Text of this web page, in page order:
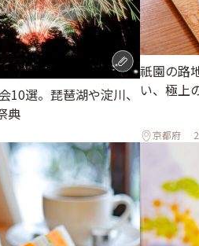
10選。琵琶湖や淀川、
典
祇園の路
い、極上
京都府